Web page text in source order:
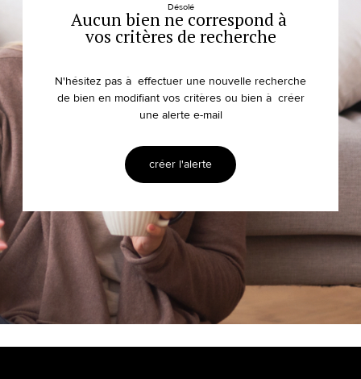
Désolé
Aucun bien ne correspond à
vos critères de recherche
N'hésitez pas à effectuer une nouvelle recherche
de bien en modifiant vos critères ou bien à créer
une alerte e-mail
créer l'alerte